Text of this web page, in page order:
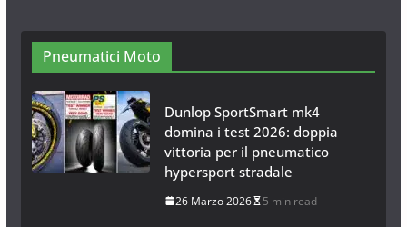
26 Gennaio 2017
Pneumatici Moto
Dunlop SportSmart mk4
domina i test 2026: doppia
vittoria per il pneumatico
hypersport stradale
26 Marzo 2026 5 min read